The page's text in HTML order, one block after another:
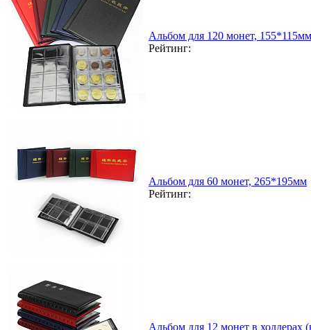
Альбом для 120 монет, 155*115мм
Рейтинг:
Альбом для 60 монет, 265*195мм
Рейтинг:
Альбом для 12 монет в